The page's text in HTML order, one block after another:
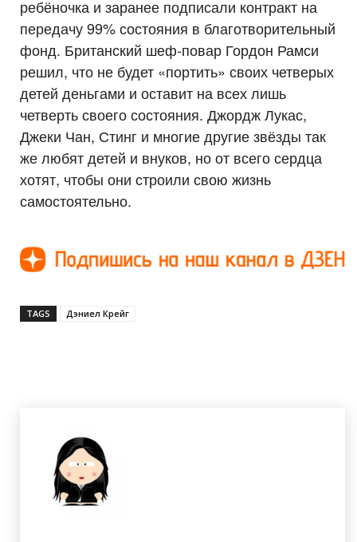
ребёночка и заранее подписали контракт на
передачу 99% состояния в благотворительный
фонд. Британский шеф-повар Гордон Рамси
решил, что не будет «портить» своих четверых
детей деньгами и оставит на всех лишь
четверть своего состояния. Джордж Лукас,
Джеки Чан, Стинг и многие другие звёзды так
же любят детей и внуков, но от всего сердца
хотят, чтобы они строили свою жизнь
самостоятельно.
TAGS Дэниел Крейг